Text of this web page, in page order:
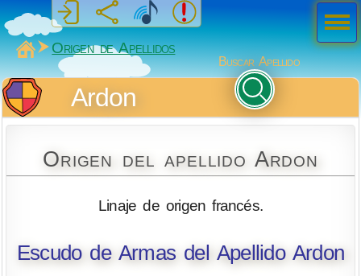
MiSabueso
Origen de Apellidos
Buscar Apellido
Ardon
Origen del apellido Ardon
Linaje de origen francés.
Escudo de Armas del Apellido Ardon
Men
ú